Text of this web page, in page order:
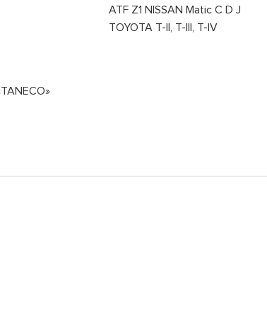
ATF Z1 NISSAN Matic C D J
TOYOTA T-II, T-III, T-IV